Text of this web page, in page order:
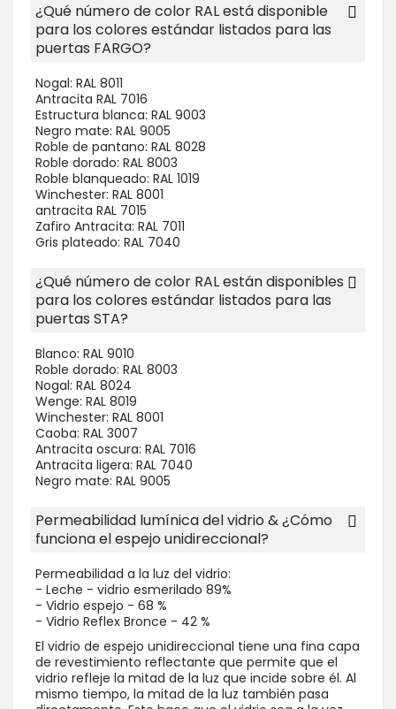
¿Qué número de color RAL está disponible
para los colores estándar listados para las
puertas FARGO?
Nogal: RAL 8011
Antracita RAL 7016
Estructura blanca: RAL 9003
Negro mate: RAL 9005
Roble de pantano: RAL 8028
Roble dorado: RAL 8003
Roble blanqueado: RAL 1019
Winchester: RAL 8001
antracita RAL 7015
Zafiro Antracita: RAL 7011
Gris plateado: RAL 7040
¿Qué número de color RAL están disponibles
para los colores estándar listados para las
puertas STA?
Blanco: RAL 9010
Roble dorado: RAL 8003
Nogal: RAL 8024
Wenge: RAL 8019
Winchester: RAL 8001
Caoba: RAL 3007
Antracita oscura: RAL 7016
Antracita ligera: RAL 7040
Negro mate: RAL 9005
Permeabilidad lumínica del vidrio & ¿Cómo
funciona el espejo unidireccional?
Permeabilidad a la luz del vidrio:
- Leche - vidrio esmerilado 89%
- Vidrio espejo - 68 %
- Vidrio Reflex Bronce - 42 %
El vidrio de espejo unidireccional tiene una fina capa
de revestimiento reflectante que permite que el
vidrio refleje la mitad de la luz que incide sobre él. Al
mismo tiempo, la mitad de la luz también pasa